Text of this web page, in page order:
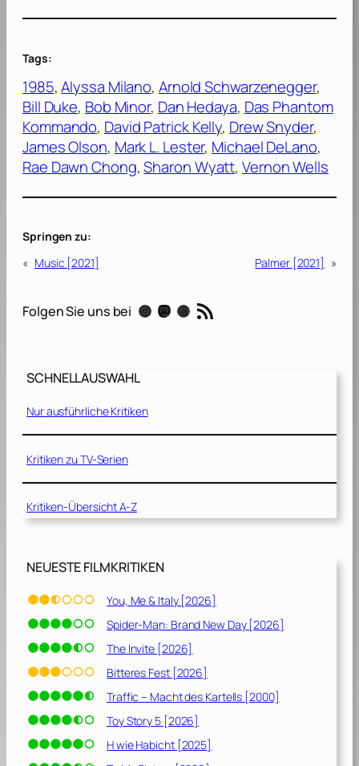
Tags:
1985, Alyssa Milano, Arnold Schwarzenegger
Bill Duke, Bob Minor, Dan Hedaya, Das Phantom
Kommando, David Patrick Kelly, Drew Snyder
James Olson, Mark L. Lester, Michael DeLano
Rae Dawn Chong, Sharon Wyatt, Vernon Wells
Springen zu:
« Music [2021] Palmer [2021] »
Folgen Sie uns bei Instagram Mastodon Threads RSS-Feed
SCHNELLAUSWAHL
Nur ausführliche Kritiken
Kritiken zu TV-Serien
Kritiken-Übersicht A-Z
NEUESTE FILMKRITIKEN
You, Me & Italy [2026]
Spider-Man: Brand New Day [2026]
The Invite [2026]
Bitteres Fest [2026]
Traffic – Macht des Kartells [2000]
Toy Story 5 [2026]
H wie Habicht [2025]